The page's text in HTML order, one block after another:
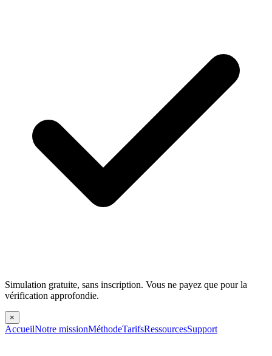
Simulation gratuite, sans inscription. Vous ne payez que pour la
vérification approfondie.
×
AccueilNotre missionMéthodeTarifsRessourcesSupport